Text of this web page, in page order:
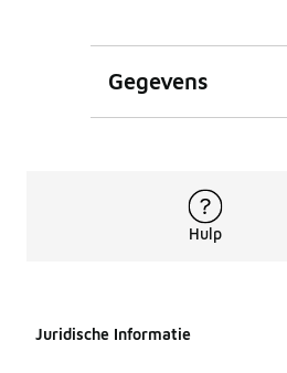
Gegevens
Hulp
Juridische Informatie